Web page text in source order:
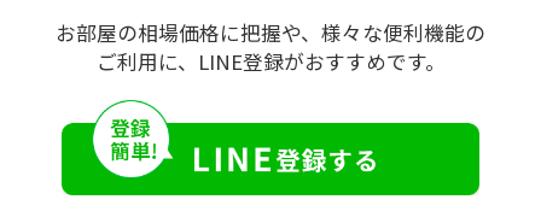
お部屋の相場価格に把握や、様々な便利機能の
ご利用に、LINE登録がおすすめです。